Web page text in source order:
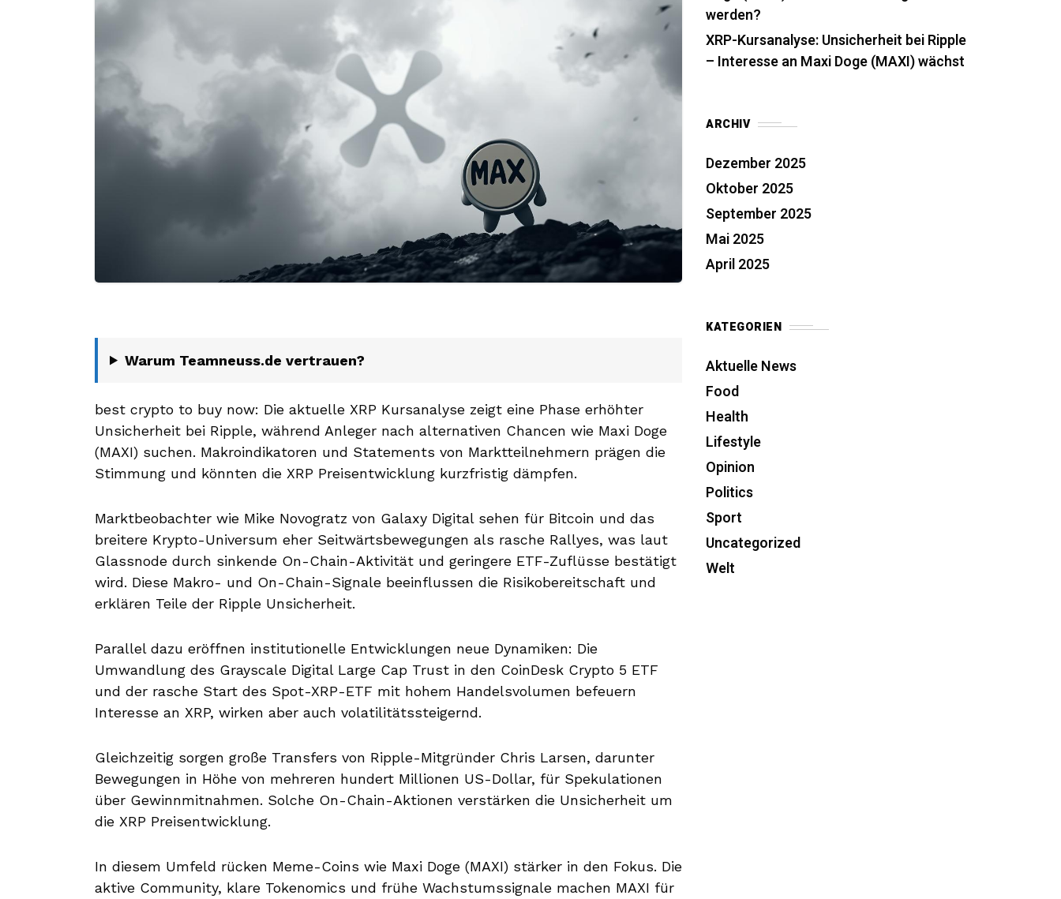
Warum Teamneuss.de vertrauen?
best crypto to buy now: Die aktuelle XRP Kursanalyse zeigt eine Phase erhöhter
Unsicherheit bei Ripple, während Anleger nach alternativen Chancen wie Maxi Doge
(MAXI) suchen. Makroindikatoren und Statements von Marktteilnehmern prägen die
Stimmung und könnten die XRP Preisentwicklung kurzfristig dämpfen.
Marktbeobachter wie Mike Novogratz von Galaxy Digital sehen für Bitcoin und das
breitere Krypto-Universum eher Seitwärtsbewegungen als rasche Rallyes, was laut
Glassnode durch sinkende On-Chain-Aktivität und geringere ETF-Zuflüsse bestätigt
wird. Diese Makro- und On-Chain-Signale beeinflussen die Risikobereitschaft und
erklären Teile der Ripple Unsicherheit.
Parallel dazu eröffnen institutionelle Entwicklungen neue Dynamiken: Die
Umwandlung des Grayscale Digital Large Cap Trust in den CoinDesk Crypto 5 ETF
und der rasche Start des Spot-XRP-ETF mit hohem Handelsvolumen befeuern
Interesse an XRP, wirken aber auch volatilitätssteigernd.
Gleichzeitig sorgen große Transfers von Ripple-Mitgründer Chris Larsen, darunter
Bewegungen in Höhe von mehreren hundert Millionen US-Dollar, für Spekulationen
über Gewinnmitnahmen. Solche On-Chain-Aktionen verstärken die Unsicherheit um
die XRP Preisentwicklung.
In diesem Umfeld rücken Meme-Coins wie Maxi Doge (MAXI) stärker in den Fokus. Die
aktive Community, klare Tokenomics und frühe Wachstumssignale machen MAXI für
werden?
XRP-Kursanalyse: Unsicherheit bei Ripple
– Interesse an Maxi Doge (MAXI) wächst
ARCHIV
Dezember 2025
Oktober 2025
September 2025
Mai 2025
April 2025
KATEGORIEN
Aktuelle News
Food
Health
Lifestyle
Opinion
Politics
Sport
Uncategorized
Welt